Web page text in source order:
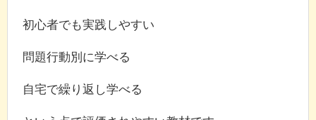
初心者でも実践しやすい
問題行動別に学べる
自宅で繰り返し学べる